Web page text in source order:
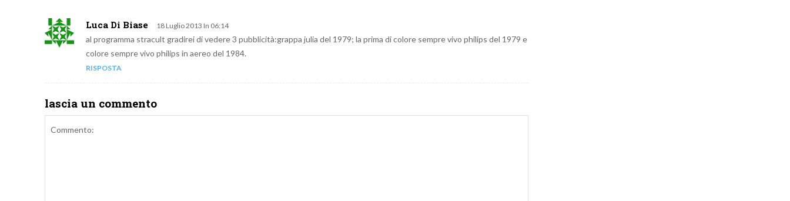
Luca Di Biase 18 Luglio 2013 In 06:14
al programma stracult gradirei di vedere 3 pubblicità:grappa julia del 1979; la prima di colore sempre vivo philips del 1979 e
colore sempre vivo philips in aereo del 1984.
RISPOSTA
lascia un commento